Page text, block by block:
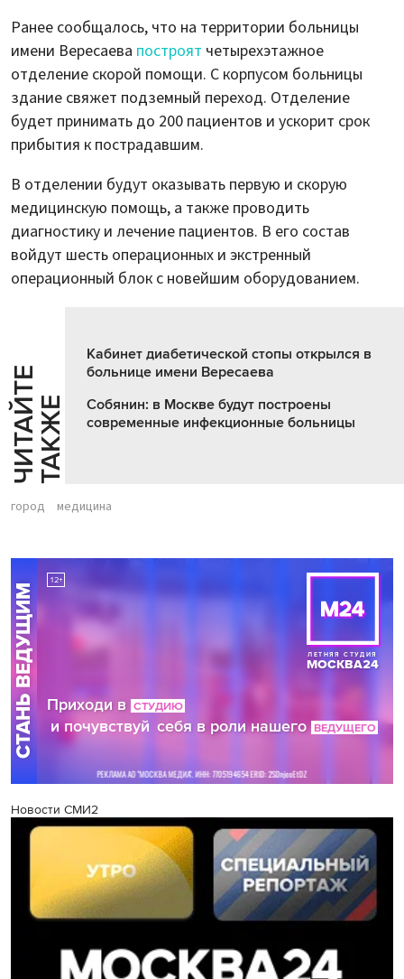
Ранее сообщалось, что на территории больницы
имени Вересаева построят четырехэтажное
отделение скорой помощи. С корпусом больницы
здание свяжет подземный переход. Отделение
будет принимать до 200 пациентов и ускорит срок
прибытия к пострадавшим.
В отделении будут оказывать первую и скорую
медицинскую помощь, а также проводить
диагностику и лечение пациентов. В его состав
войдут шесть операционных и экстренный
операционный блок с новейшим оборудованием.
Ч
И
Т
АЙ
Т
Е
Т
А
К
ЖЕ
Кабинет диабетической стопы открылся в
больнице имени Вересаева
Собянин: в Москве будут построены
современные инфекционные больницы
город медицина
Новости СМИ2